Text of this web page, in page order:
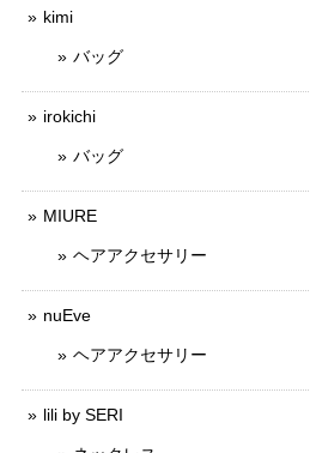
kimi
バッグ
irokichi
バッグ
MIURE
ヘアアクセサリー
nuEve
ヘアアクセサリー
lili by SERI